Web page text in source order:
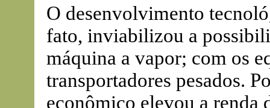
O desenvolvimento
fato, inviabilizou a
máquina a vapor; com os
transportadores pesados.
econômico elevou a renda